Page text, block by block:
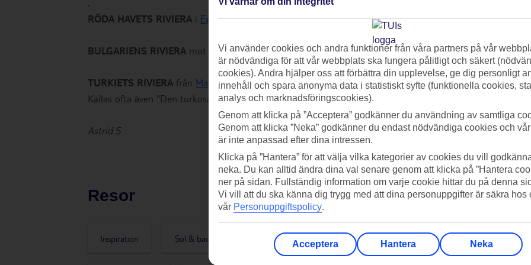
.
RÖDA HAVETS RIVIERA i Egyptenmed bland annatHurghada,El Gouna,Makadi BayochMarsa Alam.
BULGARIENS RIVIERA mot Svarta havet med resmålenSunny Beach,Nessebar,Obzoroch flera andra.
TURKIETS RIVIERA från Marmariskusteninnanför de grekiska öarna i Egeiska havet tillAntalyaoch
Kallas ofta även "Den turkosa kusten".
Astrid S
Resor
Inspiration Sol & bad Resetips & Packlistor Hotelltips Resa med barn Mat &
Vi använder cookies och andra funktioner från våra partners på vår
är nödvändiga för att vår webbplats ska fungera pålitligt och säkert
cookies). Andra hjälper oss att förbättra din upplevelse, ge dig personligt
innehåll och spara anonyma data i statistiskt syfte (funktionella cookies,
analys och marknadsföringscookies).
Genom att klicka på ”Acceptera” godkänner du användning av samtliga
Genom att klicka ”Neka” godkänner du endast nödvändiga cookies och
är inte anpassad efter dina intressen.
Klicka på ”Hantera” för att välja vilka kategorier av cookies du vill
neka. Du kan alltid ändra dina val senare genom att klicka på ”Hantera
ner på sidan. Fullständig information om varje cookie hittar du på denna
Vi vill att du ska känna dig trygg med att dina personuppgifter är säkra hos
vår Personuppgiftspolicy.
Acceptera Hantera Neka